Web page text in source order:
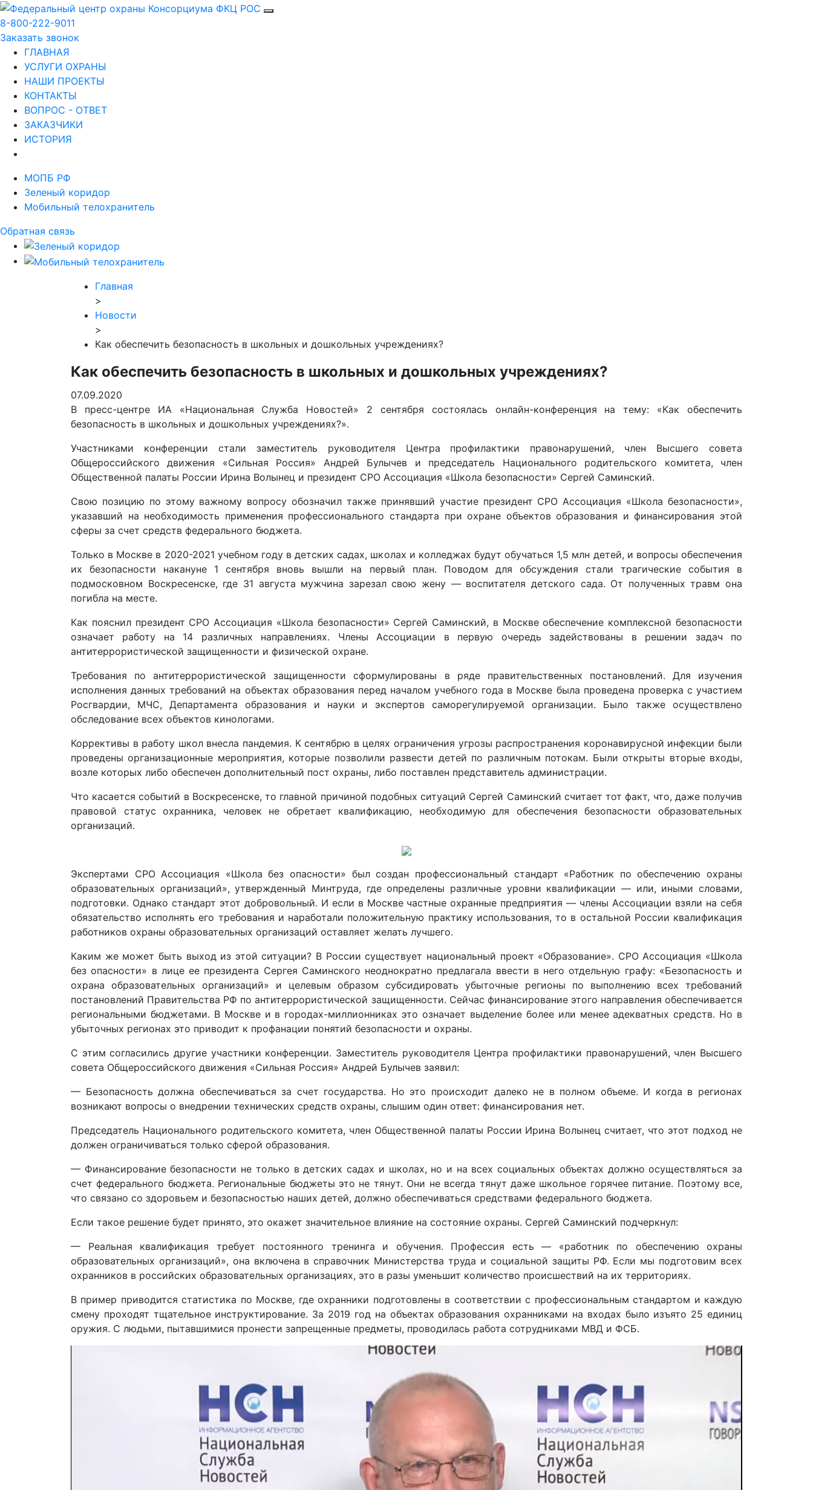
8-800-222-9011
Заказать звонок
ГЛАВНАЯ
УСЛУГИ ОХРАНЫ
НАШИ ПРОЕКТЫ
КОНТАКТЫ
ВОПРОС - ОТВЕТ
ЗАКАЗЧИКИ
ИСТОРИЯ
МОПБ РФ
Зеленый коридор
Мобильный телохранитель
Обратная связь
Главная
>
Новости
>
Как обеспечить безопасность в школьных и дошкольных учреждениях?
Как обеспечить безопасность в школьных и дошкольных учреждениях?
07.09.2020
В пресс-центре ИА «Национальная Служба Новостей» 2 сентября состоялась онлайн-конференция на тему: «Как обеспечить
безопасность в школьных и дошкольных учреждениях?».
Участниками конференции стали заместитель руководителя Центра профилактики правонарушений, член Высшего совета
Общероссийского движения «Сильная Россия» Андрей Булычев и председатель Национального родительского комитета, член
Общественной палаты России Ирина Волынец и президент СРО Ассоциация «Школа безопасности» Сергей Саминский.
Свою позицию по этому важному вопросу обозначил также принявший участие президент СРО Ассоциация «Школа безопасности»,
указавший на необходимость применения профессионального стандарта при охране объектов образования и финансирования этой
сферы за счет средств федерального бюджета.
Только в Москве в 2020-2021 учебном году в детских садах, школах и колледжах будут обучаться 1,5 млн детей, и вопросы обеспечения
их безопасности накануне 1 сентября вновь вышли на первый план. Поводом для обсуждения стали трагические события в
подмосковном Воскресенске, где 31 августа мужчина зарезал свою жену — воспитателя детского сада. От полученных травм она
погибла на месте.
Как пояснил президент СРО Ассоциация «Школа безопасности» Сергей Саминский, в Москве обеспечение комплексной безопасности
означает работу на 14 различных направлениях. Члены Ассоциации в первую очередь задействованы в решении задач по
антитеррористической защищенности и физической охране.
Требования по антитеррористической защищенности сформулированы в ряде правительственных постановлений. Для изучения
исполнения данных требований на объектах образования перед началом учебного года в Москве была проведена проверка с участием
Росгвардии, МЧС, Департамента образования и науки и экспертов саморегулируемой организации. Было также осуществлено
обследование всех объектов кинологами.
Коррективы в работу школ внесла пандемия. К сентябрю в целях ограничения угрозы распространения коронавирусной инфекции были
проведены организационные мероприятия, которые позволили развести детей по различным потокам. Были открыты вторые входы,
возле которых либо обеспечен дополнительный пост охраны, либо поставлен представитель администрации.
Что касается событий в Воскресенске, то главной причиной подобных ситуаций Сергей Саминский считает тот факт, что, даже получив
правовой статус охранника, человек не обретает квалификацию, необходимую для обеспечения безопасности образовательных
организаций.
Экспертами СРО Ассоциация «Школа без опасности» был создан профессиональный стандарт «Работник по обеспечению охраны
образовательных организаций», утвержденный Минтруда, где определены различные уровни квалификации — или, иными словами,
подготовки. Однако стандарт этот добровольный. И если в Москве частные охранные предприятия — члены Ассоциации взяли на себя
обязательство исполнять его требования и наработали положительную практику использования, то в остальной России квалификация
работников охраны образовательных организаций оставляет желать лучшего.
Каким же может быть выход из этой ситуации? В России существует национальный проект «Образование». СРО Ассоциация «Школа
без опасности» в лице ее президента Сергея Саминского неоднократно предлагала ввести в него отдельную графу: «Безопасность и
охрана образовательных организаций» и целевым образом субсидировать убыточные регионы по выполнению всех требований
постановлений Правительства РФ по антитеррористической защищенности. Сейчас финансирование этого направления обеспечивается
региональными бюджетами. В Москве и в городах-миллионниках это означает выделение более или менее адекватных средств. Но в
убыточных регионах это приводит к профанации понятий безопасности и охраны.
С этим согласились другие участники конференции. Заместитель руководителя Центра профилактики правонарушений, член Высшего
совета Общероссийского движения «Сильная Россия» Андрей Булычев заявил:
— Безопасность должна обеспечиваться за счет государства. Но это происходит далеко не в полном объеме. И когда в регионах
возникают вопросы о внедрении технических средств охраны, слышим один ответ: финансирования нет.
Председатель Национального родительского комитета, член Общественной палаты России Ирина Волынец считает, что этот подход не
должен ограничиваться только сферой образования.
— Финансирование безопасности не только в детских садах и школах, но и на всех социальных объектах должно осуществляться за
счет федерального бюджета. Региональные бюджеты это не тянут. Они не всегда тянут даже школьное горячее питание. Поэтому все,
что связано со здоровьем и безопасностью наших детей, должно обеспечиваться средствами федерального бюджета.
Если такое решение будет принято, это окажет значительное влияние на состояние охраны. Сергей Саминский подчеркнул:
— Реальная квалификация требует постоянного тренинга и обучения. Профессия есть — «работник по обеспечению охраны
образовательных организаций», она включена в справочник Министерства труда и социальной защиты РФ. Если мы подготовим всех
охранников в российских образовательных организациях, это в разы уменьшит количество происшествий на их территориях.
В пример приводится статистика по Москве, где охранники подготовлены в соответствии с профессиональным стандартом и каждую
смену проходят тщательное инструктирование. За 2019 год на объектах образования охранниками на входах было изъято 25 единиц
оружия. С людьми, пытавшимися пронести запрещенные предметы, проводилась работа сотрудниками МВД и ФСБ.